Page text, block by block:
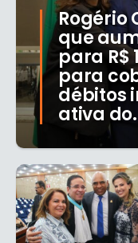
Rogério
que
para R$
para
débitos
ativa